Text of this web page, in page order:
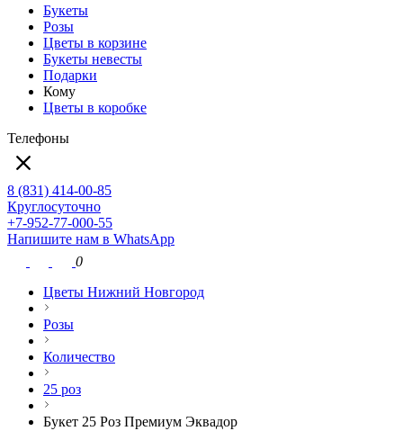
Букеты
Розы
Цветы в корзине
Букеты невесты
Подарки
Кому
Цветы в коробке
Телефоны
8 (831) 414-00-85
Круглосуточно
+7-952-77-000-55
Напишите нам в WhatsApp
0
Цветы Нижний Новгород
Розы
Количество
25 роз
Букет 25 Роз Премиум Эквадор